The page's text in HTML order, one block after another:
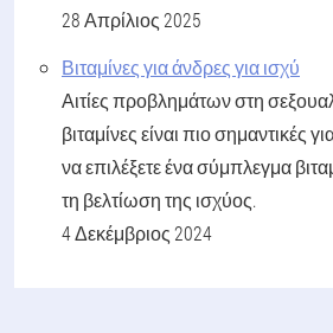
28 Απρίλιος 2025
Βιταμίνες για άνδρες για ισχύ
Αιτίες προβλημάτων στη
βιταμίνες είναι πιο σημαντικές
να επιλέξετε ένα σύμπλεγμα
τη βελτίωση της ισχύος.
4 Δεκέμβριος 2024